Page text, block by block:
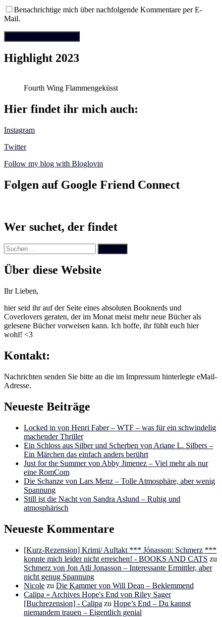
Benachrichtige mich über nachfolgende Kommentare per E-
Mail.
Highlight 2023
Fourth Wing Flammengeküsst
Hier findet ihr mich auch:
Instagram
Twitter
Follow my blog with Bloglovin
Folgen auf Google Friend Connect
Wer suchet, der findet
Suchen
nach:
Über diese Website
Ihr Lieben,
hier seid ihr auf der Seite eines absoluten Booknerds und
Coverlovers geraten, der im Monat meist mehr neue Bücher als
gelesene Bücher vorweisen kann. Ich hoffe, ihr fühlt euch hier
wohl! <3
Kontakt:
Nachrichten senden Sie bitte an die im Impressum hinterlegte eMail-
Adresse.
Neueste Beiträge
Locked in von Henri Faber – WTF – was für ein schwindelig
machender Thriller
Ein Schloss aus Silber und Scherben von Ariane L. Silbers –
Ein Märchen das einfach anders berührt
Just for the Summer von Abby Jimenez – Viel mehr als nur
eine RomCom
Die Schanze von Lars Menz – Tolle Atmosphäre, aber wenig
Spannung
Still ist die Nacht von Sandra Aslund – Ruhig und
atmosphärisch
Neueste Kommentare
[Kurz-Rezension] Krimi/ Auftakt *** Jónasson: Schmerz ***
konnte mich leider nicht erreichen! - BOOKS AND CATS zu
Schmerz von Jon Atli Jonasson – Interessante Ermittler, aber
nicht genug Spannung
Nicole zu Die Kammer von Will Dean – Beklemmend
Calipa » Archives Hope's End von Riley Sager
[Buchrezension] - Calipa zu Hope’s End – Du kannst
niemandem trauen – Eigentlich genial